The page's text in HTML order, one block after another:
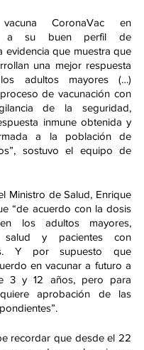
CoronaVac en
a su buen perfil de
evidencia que muestra que
una mejor respuesta
adultos mayores (…)
de vacunación con
de la seguridad,
inmune obtenida y
a la población de
sostuvo el equipo de
Ministro de Salud, Enrique
“de acuerdo con la dosis
los adultos mayores,
salud y pacientes con
Y por supuesto que
en vacunar a futuro a
3 y 12 años, pero para
aprobación de las
recordar que desde el 22